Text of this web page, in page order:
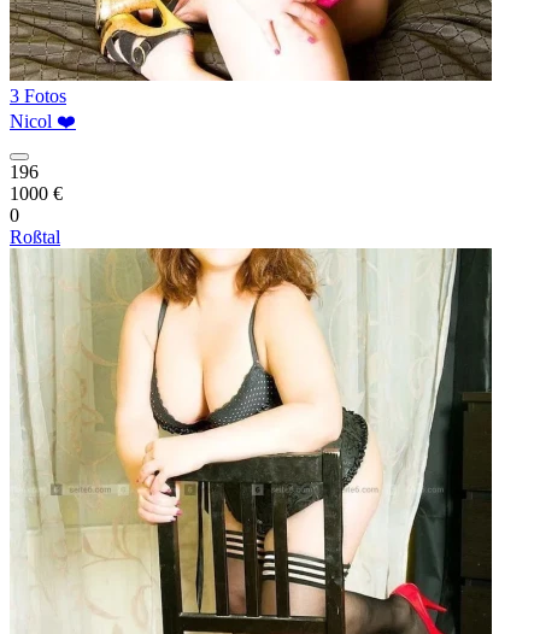
3 Fotos
Nicol ❤️
196
1000 €
0
Roßtal